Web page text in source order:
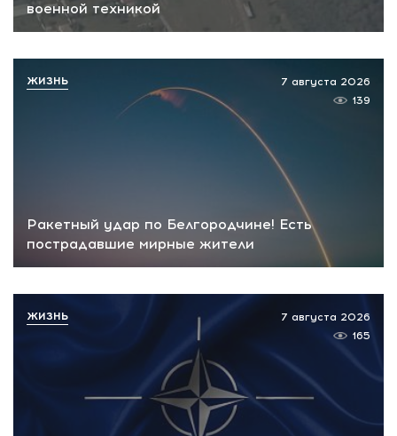
военной техникой
Ракетный удар по Белгородчине! Есть
пострадавшие мирные жители
7 августа 2026
139
ЖИЗНЬ
7 августа 2026
165
ЖИЗНЬ